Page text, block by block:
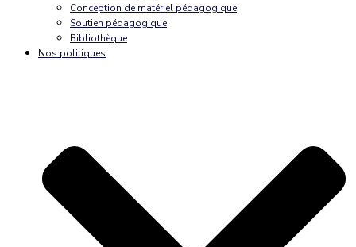
Conception de matériel pédagogique
Soutien pédagogique
Bibliothèque
Nos politiques